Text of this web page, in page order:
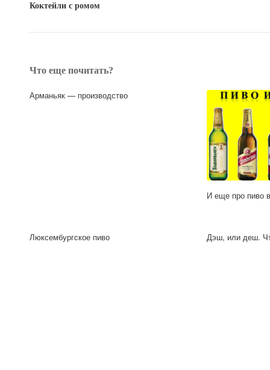
Коктейли с ромом
Что еще почитать?
Арманьяк — производство
И еще про пиво
Люксембургское пиво Дэш, или деш.